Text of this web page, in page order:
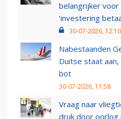
belangrijker voor
‘investering
30-07-2026, 12:10
Nabestaanden
Duitse staat
bot
30-07-2026, 11:58
Vraag naar
druk door oorlog